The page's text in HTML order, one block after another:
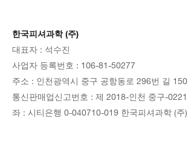
한국피셔과학 (주)
대표자 : 석수진
사업자 등록번호 : 106-81-50277
주소 : 인천광역시 중구 공항동로 296번 길
통신판매업신고번호 : 제 2018-인천 중구-
좌 : 시티은행 0-040710-019 한국피셔과학 (주)